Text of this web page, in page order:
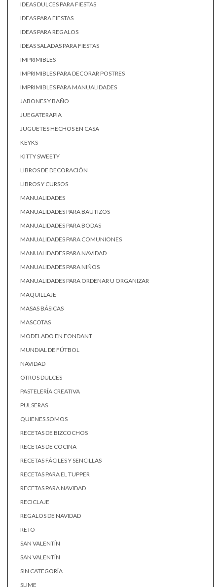
IDEAS DULCES PARA FIESTAS
IDEAS PARA FIESTAS
IDEAS PARA REGALOS
IDEAS SALADAS PARA FIESTAS
IMPRIMIBLES
IMPRIMIBLES PARA DECORAR POSTRES
IMPRIMIBLES PARA MANUALIDADES
JABONES Y BAÑO
JUEGATERAPIA
JUGUETES HECHOS EN CASA
KEYKS
KITTY SWEETY
LIBROS DE DECORACIÓN
LIBROS Y CURSOS
MANUALIDADES
MANUALIDADES PARA BAUTIZOS
MANUALIDADES PARA BODAS
MANUALIDADES PARA COMUNIONES
MANUALIDADES PARA NAVIDAD
MANUALIDADES PARA NIÑOS
MANUALIDADES PARA ORDENAR U ORGANIZAR
MAQUILLAJE
MASAS BÁSICAS
MASCOTAS
MODELADO EN FONDANT
MUNDIAL DE FÚTBOL
NAVIDAD
OTROS DULCES
PASTELERÍA CREATIVA
PULSERAS
QUIENES SOMOS
RECETAS DE BIZCOCHOS
RECETAS DE COCINA
RECETAS FÁCILES Y SENCILLAS
RECETAS PARA EL TUPPER
RECETAS PARA NAVIDAD
RECICLAJE
REGALOS DE NAVIDAD
RETO
SAN VALENTÍN
SAN VALENTÍN
SIN CATEGORÍA
SLIME